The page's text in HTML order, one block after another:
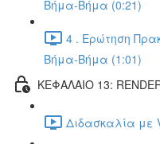
Βήμα-Βήμα (0:21)
4 . Ερώτηση
Βήμα-Βήμα (1:01)
ΚΕΦΑΛΑΙΟ 13:
Διδασκαλία με